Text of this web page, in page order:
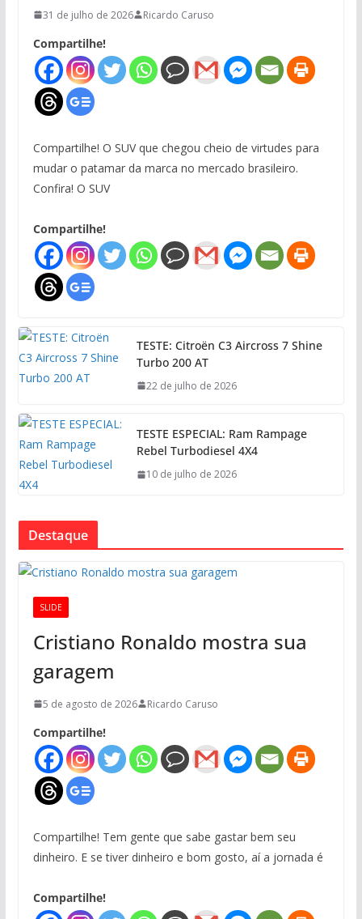
31 de julho de 2026 Ricardo Caruso
Compartilhe!
Compartilhe! O SUV que chegou cheio de virtudes para
mudar o patamar da marca no mercado brasileiro.
Confira! O SUV
Compartilhe!
TESTE: Citroën C3 Aircross 7 Shine
Turbo 200 AT
22 de julho de 2026
TESTE ESPECIAL: Ram Rampage
Rebel Turbodiesel 4X4
10 de julho de 2026
Destaque
SLIDE
Cristiano Ronaldo mostra sua
garagem
5 de agosto de 2026 Ricardo Caruso
Compartilhe!
Compartilhe! Tem gente que sabe gastar bem seu
dinheiro. E se tiver dinheiro e bom gosto, aí a jornada é
Compartilhe!